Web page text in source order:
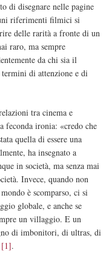
di disegnare nelle pagine
riferimenti filmici si
delle rarità a fronte di un
raro, ma sempre
da chi sia il
di attenzione e di
tra cinema e
feconda ironia: «credo che
quella di essere una
ha insegnato a
in società, ma senza mai
Invece, quando non
è scomparso, ci si
globale, e anche se
un villaggio. E un
di imbonitori, di ultras, di
[1].